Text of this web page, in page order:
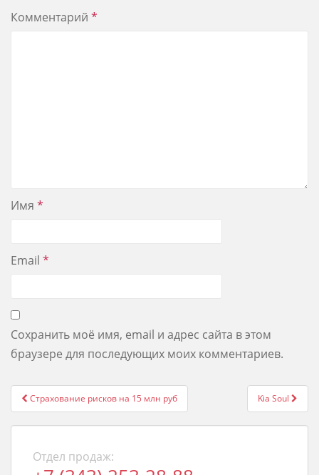
Комментарий *
Имя *
Email *
Сохранить моё имя, email и адрес сайта в этом
браузере для последующих моих комментариев.
Post
navigation
Страхование рисков на 15 млн руб Kia Soul
Отдел продаж: